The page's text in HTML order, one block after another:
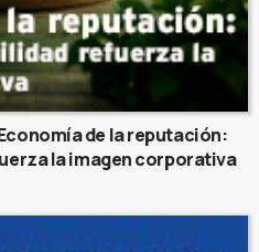
de la reputación:
la imagen corporativa